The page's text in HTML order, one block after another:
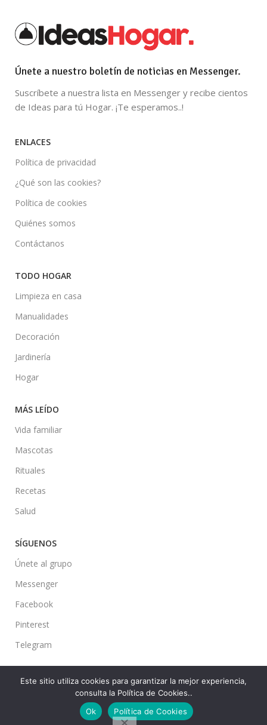
Únete a nuestro boletín de noticias en Messenger.
Suscríbete a nuestra lista en Messenger y recibe cientos
de Ideas para tú Hogar. ¡Te esperamos..!
ENLACES
Política de privacidad
¿Qué son las cookies?
Política de cookies
Quiénes somos
Contáctanos
TODO HOGAR
Limpieza en casa
Manualidades
Decoración
Jardinería
Hogar
MÁS LEÍDO
Vida familiar
Mascotas
Rituales
Recetas
Salud
SÍGUENOS
Únete al grupo
Messenger
Facebook
Pinterest
Telegram
2022 Created ByCMS. Premium Blog Solutions.
Este sitio utiliza cookies para garantizar la mejor experiencia,
consulta la Política de Cookies..
Ok
Política de Cookies